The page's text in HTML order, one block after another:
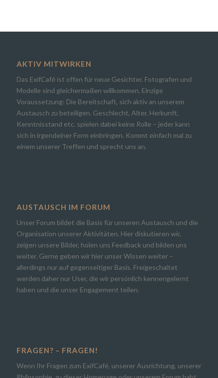
AKTIV MITWIRKEN
Das ExifCafé ist offen für neue Gesichter. Fotografen und
Modelle sind gleichermaßen willkommen. Einzige
Voraussetzung: Die Bereitschaft, sich aktiv an unserem
Austausch zu beteiligen. Geschlecht, Alter, Herkunft,
Kenntnisstand etc. spielen dabei keine Rolle – jeder kann
sich in irgendeiner Form einbringen. Kommt einfach mal zu
einem unserer Treffen und sprecht uns an.
AUSTAUSCH IM FORUM
Unser Forum bildet die Basis für unseren Austausch und die
Organisation unserer Aktivitäten. Hier diskutieren wir,
zeigen unsere Bilder, holen uns Feedback und bilden uns
weiter. Gerne geben wir hier unser Wissen weiter –
allerdings nur auf gegenseitiger Basis. Freigeschaltet
werden daher nur User, die wir persönlich kennengelernt
haben und die unser Engagement teilen.
FRAGEN? – FRAGEN!
Wenn Ihr Fragen zum ExifCafé, unserer Ausrichtung, unserer